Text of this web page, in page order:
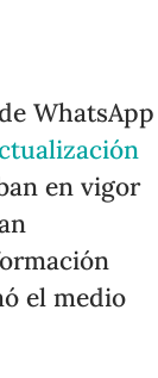
WhatsApp
en vigor
el medio